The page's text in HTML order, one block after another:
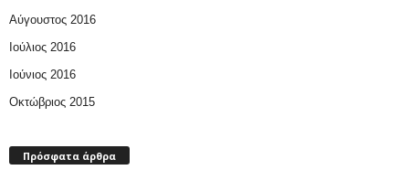
Αύγουστος 2016
Ιούλιος 2016
Ιούνιος 2016
Οκτώβριος 2015
Πρόσφατα άρθρα